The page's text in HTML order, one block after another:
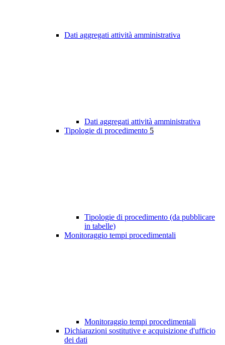
Dati aggregati attività amministrativa
Dati aggregati attività amministrativa
Tipologie di procedimento 5
Tipologie di procedimento (da pubblicare
in tabelle)
Monitoraggio tempi procedimentali
Monitoraggio tempi procedimentali
Dichiarazioni sostitutive e acquisizione d'ufficio
dei dati